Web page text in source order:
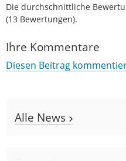
Die durchschnittliche
(13 Bewertungen).
Ihre Kommentare
Diesen Beitrag
Alle News